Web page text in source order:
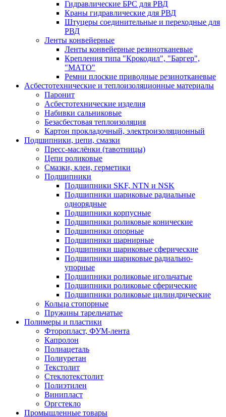
Гидравлические БРС для РВД
Краны гидравлические для РВД
Штуцеры соединительные и переходные для
РВД
Ленты конвейерные
Ленты конвейерные резинотканевые
Крепления типа "Крокодил", "Баргер",
"МАТО"
Ремни плоские приводные резинотканевые
Асбестотехнические и теплоизоляционные материалы
Паронит
Асбестотехнические изделия
Набивки сальниковые
Безасбестовая теплоизоляция
Картон прокладочный, электроизоляционный
Подшипники, цепи, смазки
Пресс-маслёнки (тавотницы)
Цепи роликовые
Смазки, клеи, герметики
Подшипники
Подшипники SKF, NTN и NSK
Подшипники шариковые радиальные
однорядные
Подшипники корпусные
Подшипники роликовые конические
Подшипники опорные
Подшипники шарнирные
Подшипники шариковые сферические
Подшипники шариковые радиально-
упорные
Подшипники роликовые игольчатые
Подшипники роликовые сферические
Подшипники роликовые цилиндрические
Кольца стопорные
Пружины тарельчатые
Полимеры и пластики
Фторопласт, ФУМ-лента
Капролон
Полиацеталь
Полиуретан
Текстолит
Стеклотекстолит
Полиэтилен
Винипласт
Оргстекло
Промышленные товары